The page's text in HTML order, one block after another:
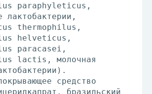
paraphyleticus,
лактобактерии,
thermophilus,
helveticus,
paracasei,
lactis, молочная
средство
бразильский